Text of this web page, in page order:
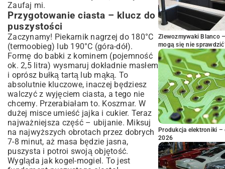
Zaufaj mi.
Przygotowanie ciasta – klucz do
puszystości
Zaczynamy! Piekarnik nagrzej do 180°C
(termoobieg) lub 190°C (góra-dół).
Formę do babki z kominem (pojemność
ok. 2,5 litra) wysmaruj dokładnie masłem
i oprósz bułką tartą lub mąką. To
absolutnie kluczowe, inaczej będziesz
walczyć z wyjęciem ciasta, a tego nie
chcemy. Przerabiałam to. Koszmar. W
dużej misce umieść jajka i cukier. Teraz
najważniejsza część – ubijanie. Miksuj
na najwyższych obrotach przez dobrych
7-8 minut, aż masa będzie jasna,
puszysta i potroi swoją objętość.
Wygląda jak kogel-mogiel. To jest
Zlewozmywaki Blanco
mogą się nie
Produkcja elektroniki –
2026